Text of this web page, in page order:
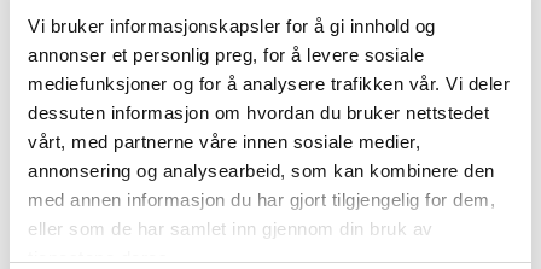
Vi bruker informasjonskapsler for å gi innhold og
annonser et personlig preg, for å levere sosiale
mediefunksjoner og for å analysere trafikken vår. Vi deler
dessuten informasjon om hvordan du bruker nettstedet
vårt, med partnerne våre innen sosiale medier,
annonsering og analysearbeid, som kan kombinere den
med annen informasjon du har gjort tilgjengelig for dem,
eller som de har samlet inn gjennom din bruk av
tjenestene deres.
Kontor Bodø
Tollbugata 13,
Bodø